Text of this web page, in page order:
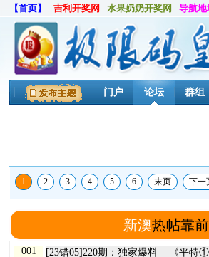
【首页】 吉利开奖网 水果奶奶开奖网 导航地
门户 论坛 群组
1 2 3 4 5 6 末页 下一
新澳热帖靠前
001